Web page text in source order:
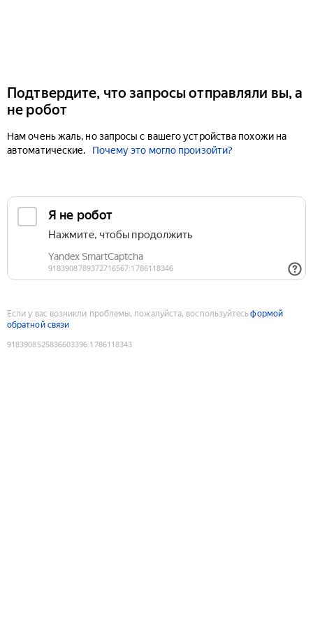
Подтвердите, что запросы отправляли вы, а
не робот
Нам очень жаль, но запросы с вашего устройства похожи на
автоматические.
Почему это могло произойти?
Если у вас возникли проблемы, пожалуйста, воспользуйтесьформой
обратной связи
9183908525836603396:1786118343